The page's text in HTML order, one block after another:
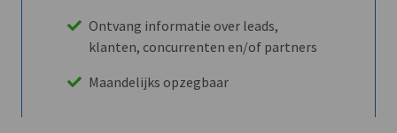
Ontvang informatie over leads,
klanten, concurrenten en/of partners
Maandelijks opzegbaar